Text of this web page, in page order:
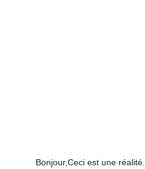
Bonjour,Ceci est une réalité.